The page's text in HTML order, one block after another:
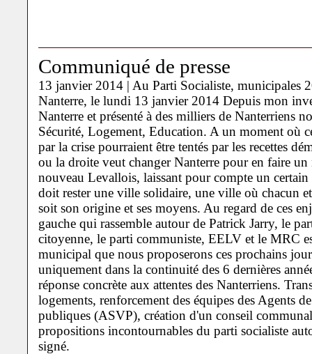
Communiqué de presse
13 janvier 2014 | Au Parti Socialiste, municipales
Nanterre, le lundi 13 janvier 2014 Depuis mon
Nanterre et présenté à des milliers de Nanterriens
Sécurité, Logement, Education. A un moment où
par la crise pourraient être tentés par les recettes
ou la droite veut changer Nanterre pour en faire
nouveau Levallois, laissant pour compte un
doit rester une ville solidaire, une ville où chacun
soit son origine et ses moyens. Au regard de ces
gauche qui rassemble autour de Patrick Jarry, le
citoyenne, le parti communiste, EELV et le MRC
municipal que nous proposerons ces prochains
uniquement dans la continuité des 6 dernières
réponse concrète aux attentes des Nanterriens.
logements, renforcement des équipes des Agents
publiques (ASVP), création d'un conseil
propositions incontournables du parti socialiste
signé.